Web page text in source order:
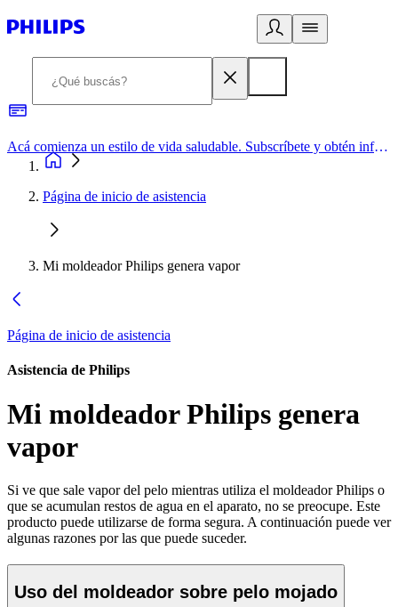
Acá comienza un estilo de vida saludable. Subscríbete y obtén información de primera mano
Página de inicio de asistencia
Mi moldeador Philips genera vapor
Página de inicio de asistencia
Asistencia de Philips
Mi moldeador Philips genera
vapor
Si ve que sale vapor del pelo mientras utiliza el moldeador Philips o
que se acumulan restos de agua en el aparato, no se preocupe. Este
producto puede utilizarse de forma segura. A continuación puede ver
algunas razones por las que puede suceder.
Uso del moldeador sobre pelo mojado